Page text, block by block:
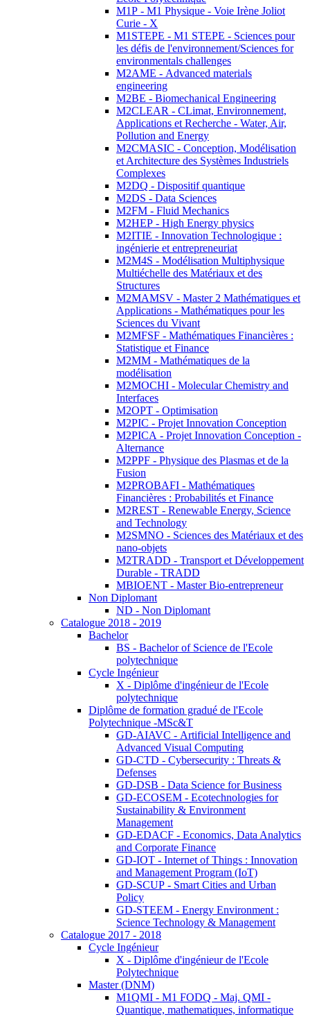
M1P - M1 Physique - Voie Irène Joliot
Curie - X
M1STEPE - M1 STEPE - Sciences pour
les défis de l'environnement/Sciences for
environmentals challenges
M2AME - Advanced materials
engineering
M2BE - Biomechanical Engineering
M2CLEAR - CLimat, Environnement,
Applications et Recherche - Water, Air,
Pollution and Energy
M2CMASIC - Conception, Modélisation
et Architecture des Systèmes Industriels
Complexes
M2DQ - Dispositif quantique
M2DS - Data Sciences
M2FM - Fluid Mechanics
M2HEP - High Energy physics
M2ITIE - Innovation Technologique :
ingénierie et entrepreneuriat
M2M4S - Modélisation Multiphysique
Multiéchelle des Matériaux et des
Structures
M2MAMSV - Master 2 Mathématiques et
Applications - Mathématiques pour les
Sciences du Vivant
M2MFSF - Mathématiques Financières :
Statistique et Finance
M2MM - Mathématiques de la
modélisation
M2MOCHI - Molecular Chemistry and
Interfaces
M2OPT - Optimisation
M2PIC - Projet Innovation Conception
M2PICA - Projet Innovation Conception -
Alternance
M2PPF - Physique des Plasmas et de la
Fusion
M2PROBAFI - Mathématiques
Financières : Probabilités et Finance
M2REST - Renewable Energy, Science
and Technology
M2SMNO - Sciences des Matériaux et des
nano-objets
M2TRADD - Transport et Développement
Durable - TRADD
MBIOENT - Master Bio-entrepreneur
Non Diplomant
ND - Non Diplomant
Catalogue 2018 - 2019
Bachelor
BS - Bachelor of Science de l'Ecole
polytechnique
Cycle Ingénieur
X - Diplôme d'ingénieur de l'Ecole
polytechnique
Diplôme de formation gradué de l'Ecole
Polytechnique -MSc&T
GD-AIAVC - Artificial Intelligence and
Advanced Visual Computing
GD-CTD - Cybersecurity : Threats &
Defenses
GD-DSB - Data Science for Business
GD-ECOSEM - Ecotechnologies for
Sustainability & Environment
Management
GD-EDACF - Economics, Data Analytics
and Corporate Finance
GD-IOT - Internet of Things : Innovation
and Management Program (IoT)
GD-SCUP - Smart Cities and Urban
Policy
GD-STEEM - Energy Environment :
Science Technology & Management
Catalogue 2017 - 2018
Cycle Ingénieur
X - Diplôme d'ingénieur de l'Ecole
Polytechnique
Master (DNM)
M1QMI - M1 FODQ - Maj. QMI -
Quantique, mathematiques, informatique